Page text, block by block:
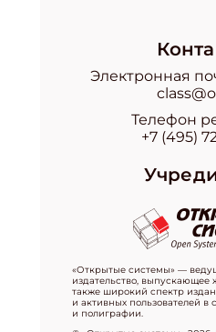
Электронная
Телефон
+7 (495)
«Открытые системы» —
издательство, выпускающее
также широкий спектр
и активных пользователей
и полиграфии.